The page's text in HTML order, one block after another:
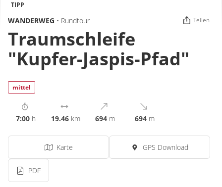
TIPP
WANDERWEG • Rundtour Teilen
Traumschleife
"Kupfer-Jaspis-Pfad"
mittel
7:00 h 19.46 km 694 m 694 m
Karte GPS Download
PDF